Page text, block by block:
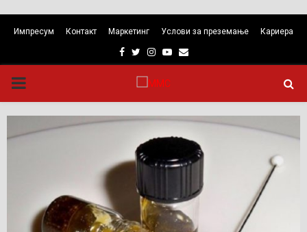
Импресум Контакт Маркетинг Услови за преземање Кариера
Facebook
TwitterInstagram
Youtube
Email
PRIMARY
MENU